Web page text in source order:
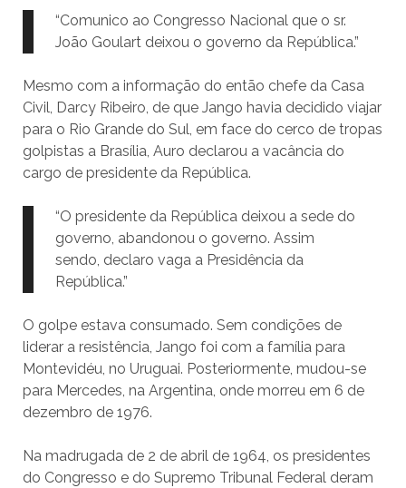
“Comunico ao Congresso Nacional que o sr.
João Goulart deixou o governo da República.”
Mesmo com a informação do então chefe da Casa
Civil, Darcy Ribeiro, de que Jango havia decidido viajar
para o Rio Grande do Sul, em face do cerco de tropas
golpistas a Brasília, Auro declarou a vacância do
cargo de presidente da República.
“O presidente da República deixou a sede do
governo, abandonou o governo. Assim
sendo, declaro vaga a Presidência da
República.”
O golpe estava consumado. Sem condições de
liderar a resistência, Jango foi com a família para
Montevidéu, no Uruguai. Posteriormente, mudou-se
para Mercedes, na Argentina, onde morreu em 6 de
dezembro de 1976.
Na madrugada de 2 de abril de 1964, os presidentes
do Congresso e do Supremo Tribunal Federal deram